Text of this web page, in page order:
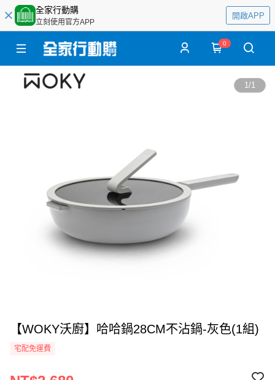
全家行動購
立刻使用官方APP
開啟APP
0
1/1
【WOKY沃廚】哈哈鍋28CM不沾鍋-灰色(1組)
宅配免運費